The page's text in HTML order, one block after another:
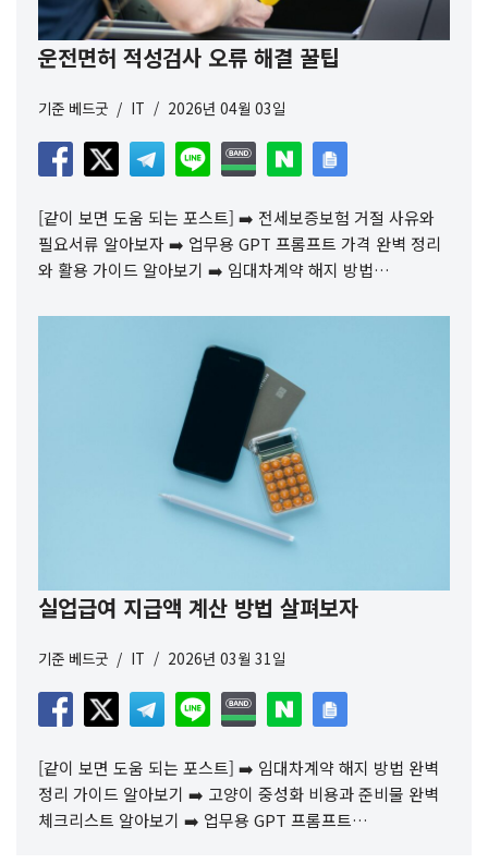
운전면허 적성검사 오류 해결 꿀팁
기준 베드굿 IT 2026년 04월 03일
[같이 보면 도움 되는 포스트] ➡️ 전세보증보험 거절 사유와
필요서류 알아보자 ➡️ 업무용 GPT 프롬프트 가격 완벽 정리
와 활용 가이드 알아보기 ➡️ 임대차계약 해지 방법…
실업급여 지급액 계산 방법 살펴보자
기준 베드굿 IT 2026년 03월 31일
[같이 보면 도움 되는 포스트] ➡️ 임대차계약 해지 방법 완벽
정리 가이드 알아보기 ➡️ 고양이 중성화 비용과 준비물 완벽
체크리스트 알아보기 ➡️ 업무용 GPT 프롬프트…